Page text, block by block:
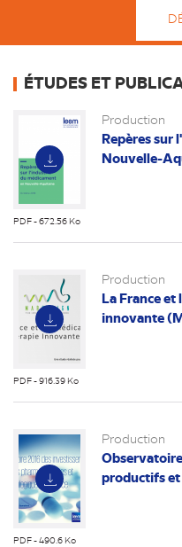
ÉTUDES ET
PDF - 672.56 Ko
Production
Repères sur
Nouvelle-
PDF - 916.39 Ko
Production
La France
innovante
PDF - 490.6 Ko
Production
productifs et